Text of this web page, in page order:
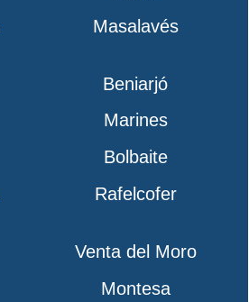
Masalavés
Beniarjó
Marines
Bolbaite
Rafelcofer
Venta del Moro
Montesa